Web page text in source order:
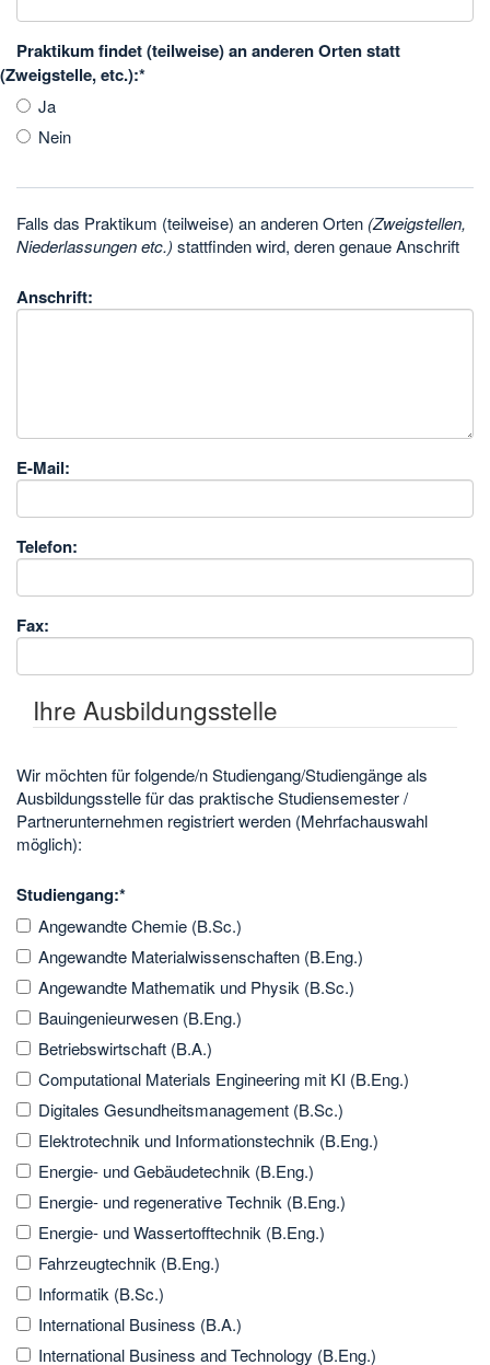
Praktikum findet (teilweise) an anderen Orten statt
(Zweigstelle, etc.):*
Ja
Nein
Falls das Praktikum (teilweise) an anderen Orten (Zweigstellen,
Niederlassungen etc.) stattfinden wird, deren genaue Anschrift
Anschrift:
E-Mail:
Telefon:
Fax:
Ihre Ausbildungsstelle
Wir möchten für folgende/n Studiengang/Studiengänge als
Ausbildungsstelle für das praktische Studiensemester /
Partnerunternehmen registriert werden (Mehrfachauswahl
möglich):
Studiengang:*
Angewandte Chemie (B.Sc.)
Angewandte Materialwissenschaften (B.Eng.)
Angewandte Mathematik und Physik (B.Sc.)
Bauingenieurwesen (B.Eng.)
Betriebswirtschaft (B.A.)
Computational Materials Engineering mit KI (B.Eng.)
Digitales Gesundheitsmanagement (B.Sc.)
Elektrotechnik und Informationstechnik (B.Eng.)
Energie- und Gebäudetechnik (B.Eng.)
Energie- und regenerative Technik (B.Eng.)
Energie- und Wassertofftechnik (B.Eng.)
Fahrzeugtechnik (B.Eng.)
Informatik (B.Sc.)
International Business (B.A.)
International Business and Technology (B.Eng.)